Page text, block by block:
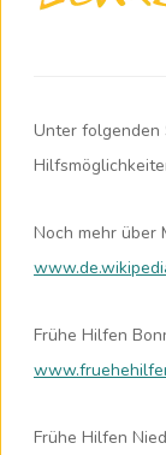
Unter folgenden
Noch mehr über
Frühe Hilfen
Frühe Hilfen